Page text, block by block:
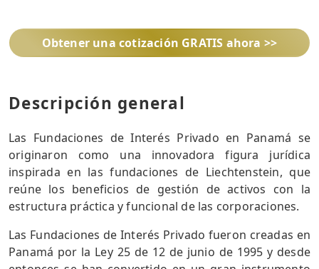
Obtener una cotización GRATIS ahora >>
Descripción general
Las Fundaciones de Interés Privado en Panamá se
originaron como una innovadora figura jurídica
inspirada en las fundaciones de Liechtenstein, que
reúne los beneficios de gestión de activos con la
estructura práctica y funcional de las corporaciones.
Las Fundaciones de Interés Privado fueron creadas en
Panamá por la Ley 25 de 12 de junio de 1995 y desde